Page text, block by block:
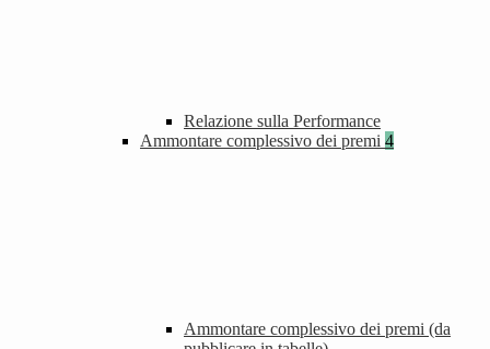
Relazione sulla Performance
Ammontare complessivo dei premi 4
Ammontare complessivo dei premi (da